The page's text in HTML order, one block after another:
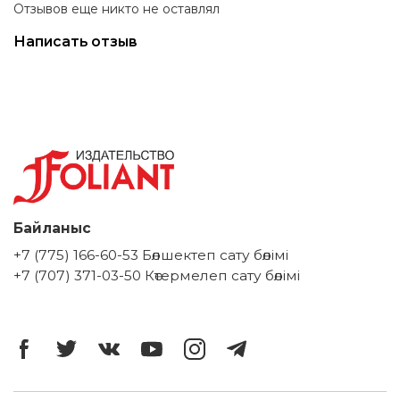
исторические события вековой давности. Этот
город и культуру, ныне утерянные во времени.
Отзывов еще никто не оставлял
Написать отзыв
Байланыс
+7 (775) 166-60-53 Бөлшектеп сату бөлімі
+7 (707) 371-03-50 Көтермелеп сату бөлімі